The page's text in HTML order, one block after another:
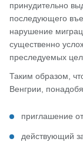
принудительно
последующего
нарушение
существенно
преследуемых
Таким образом,
Венгрии,
приглашение
действующий